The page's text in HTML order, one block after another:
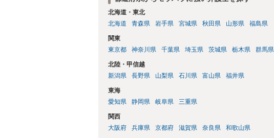
北海道・東北
北海道
青森県 岩手県 宮城県 秋田県 山形県 福島県
関東
東京都
神奈川県 千葉県 埼玉県 茨城県 栃木県 群馬県
北陸・甲信越
新潟県
長野県 山梨県 石川県 富山県 福井県
東海
愛知県
静岡県 岐阜県 三重県
関西
大阪府
兵庫県 京都府 滋賀県 奈良県 和歌山県